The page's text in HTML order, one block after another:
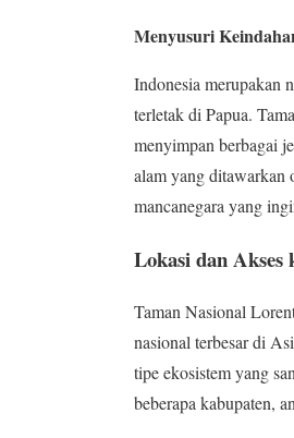
Menyusuri
Indonesia merupakan
terletak di Papua.
menyimpan berbagai
alam yang ditawarkan
mancanegara yang
Lokasi dan Akses
Taman Nasional
nasional terbesar di
tipe ekosistem yang
beberapa kabupaten,